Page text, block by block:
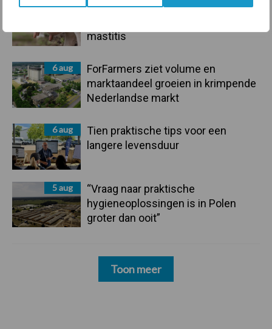
7 aug
De speenhuid: een vaak
mastitis
6 aug
ForFarmers ziet volume en
marktaandeel groeien in krimpende
Nederlandse markt
6 aug
Tien praktische tips voor een
langere levensduur
5 aug
“Vraag naar praktische
hygieneoplossingen is in Polen
groter dan ooit”
Toon meer